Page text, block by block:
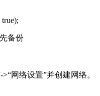
备份
网络设置”并创建网络。